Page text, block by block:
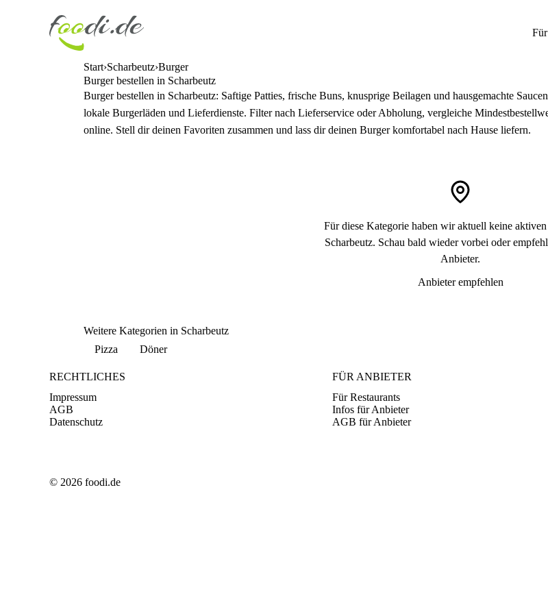
Start Scharbeutz Burger
Burger bestellen in Scharbeutz
Burger bestellen in Scharbeutz: Saftige Patties, frische Buns, knusprige Beilagen und hausgemachte
lokale Burgerläden und Lieferdienste. Filter nach Lieferservice oder Abholung, vergleiche
online. Stell dir deinen Favoriten zusammen und lass dir deinen Burger komfortabel nach Hause liefern.
Für diese Kategorie haben wir aktuell keine
Scharbeutz. Schau bald wieder vorbei oder
Anbieter.
Anbieter empfehlen
Weitere Kategorien in Scharbeutz
Pizza
Döner
RECHTLICHES
Impressum
AGB
Datenschutz
FÜR ANBIETER
Für Restaurants
Infos für Anbieter
AGB für Anbieter
© 2026 foodi.de